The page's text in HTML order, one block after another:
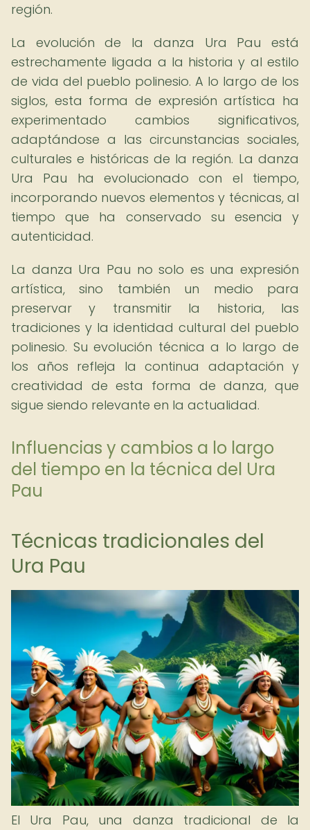
región.
La evolución de la danza Ura Pau está
estrechamente ligada a la historia y al estilo
de vida del pueblo polinesio. A lo largo de los
siglos, esta forma de expresión artística ha
experimentado cambios significativos,
adaptándose a las circunstancias sociales,
culturales e históricas de la región. La danza
Ura Pau ha evolucionado con el tiempo,
incorporando nuevos elementos y técnicas, al
tiempo que ha conservado su esencia y
autenticidad.
La danza Ura Pau no solo es una expresión
artística, sino también un medio para
preservar y transmitir la historia, las
tradiciones y la identidad cultural del pueblo
polinesio. Su evolución técnica a lo largo de
los años refleja la continua adaptación y
creatividad de esta forma de danza, que
sigue siendo relevante en la actualidad.
Influencias y cambios a lo largo
del tiempo en la técnica del Ura
Pau
Técnicas tradicionales del
Ura Pau
El Ura Pau, una danza tradicional de la